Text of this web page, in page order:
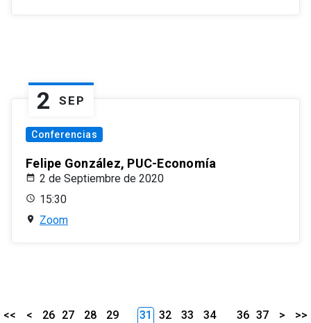
2 SEP
Conferencias
Felipe González, PUC-Economía
2 de Septiembre de 2020
15:30
Zoom
<< < 26 27 28
29
31 32 33
34
36 37 > >>